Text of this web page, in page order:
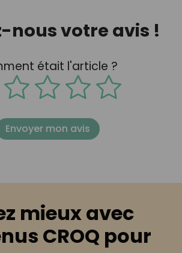
nous votre avis !
était l'article ?
Envoyer mon avis
mieux avec
CROQ pour